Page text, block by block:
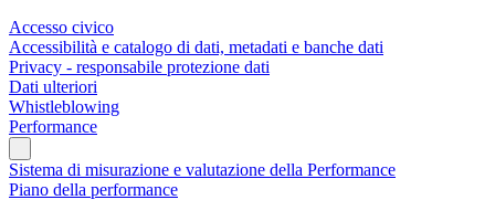
Accesso civico
Accessibilità e catalogo di dati, metadati e banche dati
Privacy - responsabile protezione dati
Dati ulteriori
Whistleblowing
Performance
Sistema di misurazione e valutazione della Performance
Piano della performance